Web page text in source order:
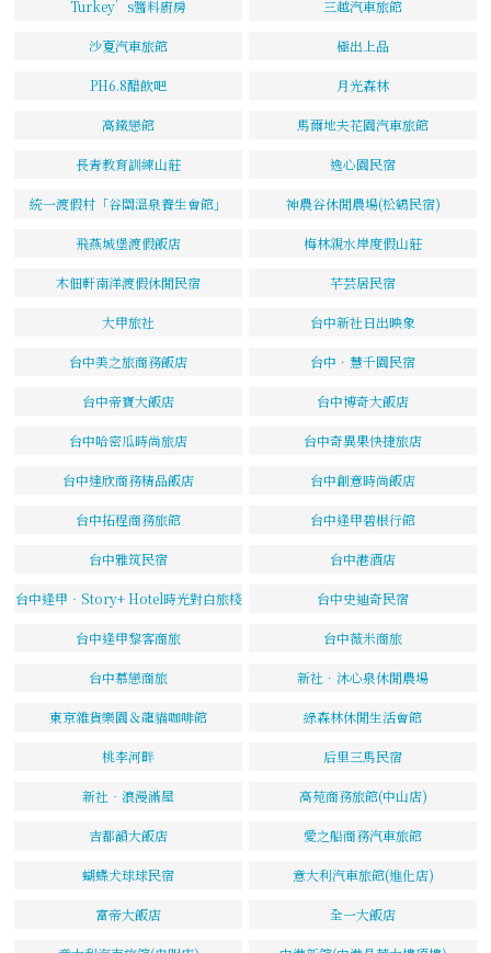
Turkey’s醬料廚房 三越汽車旅館
沙夏汽車旅館 極出上品
PH6.8醋飲吧 月光森林
高鐵戀館 馬爾地夫花園汽車旅館
長青教育訓練山莊 逸心園民宿
統一渡假村「谷關溫泉養生會館」 神農谷休閒農場(松鶴民宿)
飛燕城堡渡假飯店 梅林親水岸度假山莊
木佃軒南洋渡假休閒民宿 芊芸居民宿
大甲旅社 台中新社日出映象
台中美之旅商務飯店 台中．慧千園民宿
台中帝寶大飯店 台中博奇大飯店
台中哈密瓜時尚旅店 台中奇異果快捷旅店
台中達欣商務精品飯店 台中創意時尚飯店
台中拓程商務旅館 台中逢甲碧根行館
台中雅筑民宿 台中港酒店
台中逢甲‧Story+ Hotel時光對白旅棧 台中史迪奇民宿
台中逢甲黎客商旅 台中薇米商旅
台中慕戀商旅 新社．沐心泉休閒農場
東京雜貨樂園＆龍貓咖啡館 綠森林休閒生活會館
桃李河畔 后里三馬民宿
新社‧浪漫滿屋 高苑商務旅館(中山店)
吉都韻大飯店 愛之船商務汽車旅館
蝴蝶犬球球民宿 意大利汽車旅館(進化店)
富帝大飯店 全一大飯店